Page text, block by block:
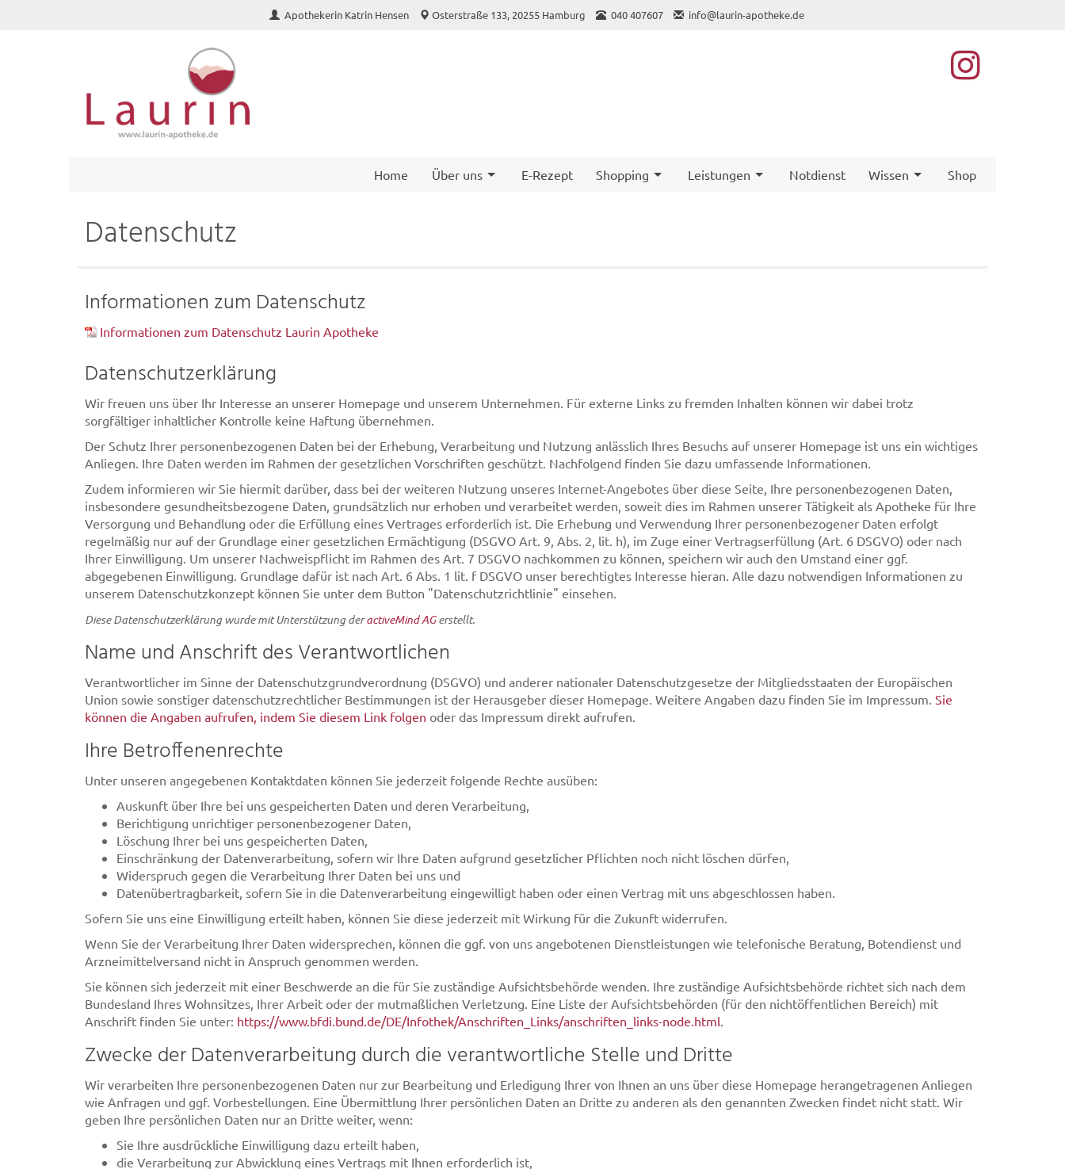
Apothekerin Katrin Hensen Osterstraße 133, 20255 Hamburg 040 407607 info@laurin-apotheke.de
Home Über uns E-Rezept Shopping Leistungen Notdienst Wissen Shop
Datenschutz
Informationen zum Datenschutz
Informationen zum Datenschutz Laurin Apotheke
Datenschutzerklärung
Wir freuen uns über Ihr Interesse an unserer Homepage und unserem Unternehmen. Für externe Links zu fremden Inhalten können wir dabei trotz
sorgfältiger inhaltlicher Kontrolle keine Haftung übernehmen.
Der Schutz Ihrer personenbezogenen Daten bei der Erhebung, Verarbeitung und Nutzung anlässlich Ihres Besuchs auf unserer Homepage ist uns ein wichtiges
Anliegen. Ihre Daten werden im Rahmen der gesetzlichen Vorschriften geschützt. Nachfolgend finden Sie dazu umfassende Informationen.
Zudem informieren wir Sie hiermit darüber, dass bei der weiteren Nutzung unseres Internet-Angebotes über diese Seite, Ihre personenbezogenen Daten,
insbesondere gesundheitsbezogene Daten, grundsätzlich nur erhoben und verarbeitet werden, soweit dies im Rahmen unserer Tätigkeit als Apotheke für Ihre
Versorgung und Behandlung oder die Erfüllung eines Vertrages erforderlich ist. Die Erhebung und Verwendung Ihrer personenbezogener Daten erfolgt
regelmäßig nur auf der Grundlage einer gesetzlichen Ermächtigung (DSGVO Art. 9, Abs. 2, lit. h), im Zuge einer Vertragserfüllung (Art. 6 DSGVO) oder nach
Ihrer Einwilligung. Um unserer Nachweispflicht im Rahmen des Art. 7 DSGVO nachkommen zu können, speichern wir auch den Umstand einer ggf.
abgegebenen Einwilligung. Grundlage dafür ist nach Art. 6 Abs. 1 lit. f DSGVO unser berechtigtes Interesse hieran. Alle dazu notwendigen Informationen zu
unserem Datenschutzkonzept können Sie unter dem Button "Datenschutzrichtlinie" einsehen.
Diese Datenschutzerklärung wurde mit Unterstützung deractiveMind AGerstellt.
Name und Anschrift des Verantwortlichen
Verantwortlicher im Sinne der Datenschutzgrundverordnung (DSGVO) und anderer nationaler Datenschutzgesetze der Mitgliedsstaaten der Europäischen
Union sowie sonstiger datenschutzrechtlicher Bestimmungen ist der Herausgeber dieser Homepage. Weitere Angaben dazu finden Sie im Impressum. Sie
können die Angaben aufrufen, indem Sie diesem Link folgen oder das Impressum direkt aufrufen.
Ihre Betroffenenrechte
Unter unseren angegebenen Kontaktdaten können Sie jederzeit folgende Rechte ausüben:
Auskunft über Ihre bei uns gespeicherten Daten und deren Verarbeitung,
Berichtigung unrichtiger personenbezogener Daten,
Löschung Ihrer bei uns gespeicherten Daten,
Einschränkung der Datenverarbeitung, sofern wir Ihre Daten aufgrund gesetzlicher Pflichten noch nicht löschen dürfen,
Widerspruch gegen die Verarbeitung Ihrer Daten bei uns und
Datenübertragbarkeit, sofern Sie in die Datenverarbeitung eingewilligt haben oder einen Vertrag mit uns abgeschlossen haben.
Sofern Sie uns eine Einwilligung erteilt haben, können Sie diese jederzeit mit Wirkung für die Zukunft widerrufen.
Wenn Sie der Verarbeitung Ihrer Daten widersprechen, können die ggf. von uns angebotenen Dienstleistungen wie telefonische Beratung, Botendienst und
Arzneimittelversand nicht in Anspruch genommen werden.
Sie können sich jederzeit mit einer Beschwerde an die für Sie zuständige Aufsichtsbehörde wenden. Ihre zuständige Aufsichtsbehörde richtet sich nach dem
Bundesland Ihres Wohnsitzes, Ihrer Arbeit oder der mutmaßlichen Verletzung. Eine Liste der Aufsichtsbehörden (für den nichtöffentlichen Bereich) mit
Anschrift finden Sie unter: https://www.bfdi.bund.de/DE/Infothek/Anschriften_Links/anschriften_links-node.html.
Zwecke der Datenverarbeitung durch die verantwortliche Stelle und Dritte
Wir verarbeiten Ihre personenbezogenen Daten nur zur Bearbeitung und Erledigung Ihrer von Ihnen an uns über diese Homepage herangetragenen Anliegen
wie Anfragen und ggf. Vorbestellungen. Eine Übermittlung Ihrer persönlichen Daten an Dritte zu anderen als den genannten Zwecken findet nicht statt. Wir
geben Ihre persönlichen Daten nur an Dritte weiter, wenn:
Sie Ihre ausdrückliche Einwilligung dazu erteilt haben,
die Verarbeitung zur Abwicklung eines Vertrags mit Ihnen erforderlich ist,